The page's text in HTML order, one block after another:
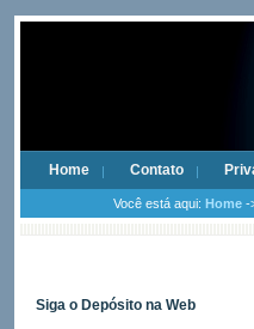
Home Contato
Você está aqui: Home -
Siga o Depósito na Web